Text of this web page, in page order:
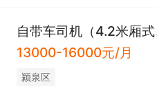
自带车司机（4.2米厢式
13000-16000元/月
颍泉区